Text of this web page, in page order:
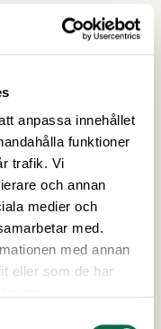
anpassa innehållet
funktioner
trafik. Vi
och annan
medier och
med.
med annan
eller som de har
att
som följd.
återhämtning från
bör
för
hävs. Det är av
är över, känner sig
sin verksamhet
förslag till
momssänkningar